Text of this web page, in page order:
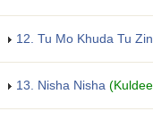
12. Tu Mo Khuda Tu
13. Nisha Nisha